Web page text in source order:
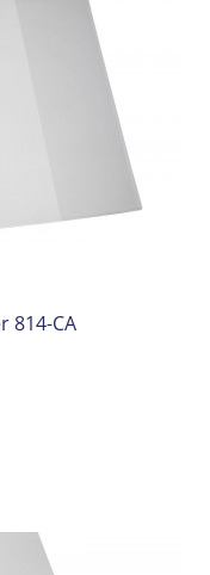
814-CA